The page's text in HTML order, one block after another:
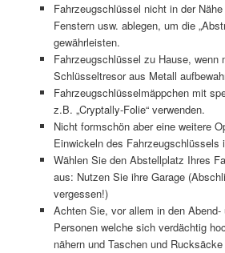
Fahrzeugschlüssel nicht in der
Fenstern usw. ablegen, um die
gewährleisten.
Fahrzeugschlüssel zu Hause, wenn
Schlüsseltresor aus Metall
Fahrzeugschlüsselmäppchen mit
z.B. „Cryptally-Folie“ verwenden.
Nicht formschön aber eine weitere
Einwickeln des Fahrzeugschlüssels
Wählen Sie den Abstellplatz Ihres
aus: Nutzen Sie ihre Garage
vergessen!)
Achten Sie, vor allem in den
Personen welche sich verdächtig
nähern und Taschen und